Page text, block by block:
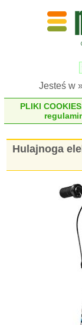
Jesteś w
PLIKI
Hulajnoga